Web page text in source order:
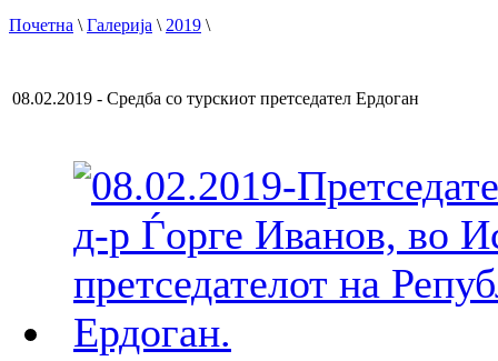
Почетна \ Галерија \ 2019 \
08.02.2019 - Средба со турскиот претседател Ердоган